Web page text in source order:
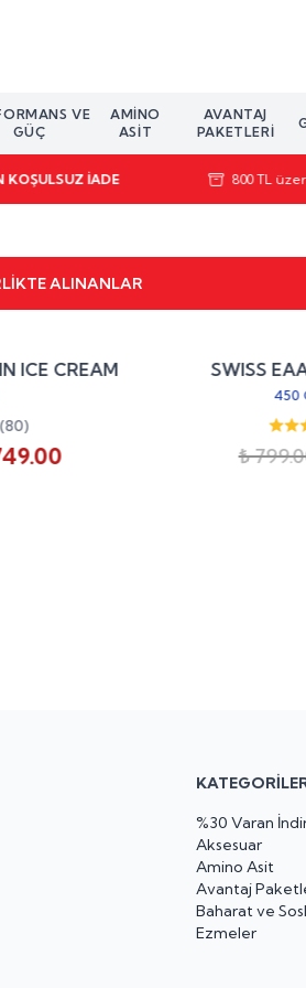
VE
GÜÇ
AMINO
ASIT
AVANTAJ
PAKETLERI
İADE 800 TL
ALINANLAR
SWISS EAA MATRIX
225 Gr
46)
₺
%30 Varan
Aksesuar
Amino Asit
Avantaj
Baharat ve
Ezmeler